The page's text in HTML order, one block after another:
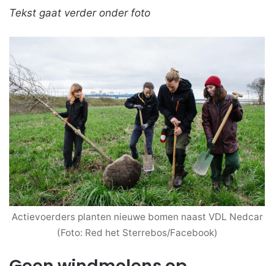
Tekst gaat verder onder foto
Actievoerders planten nieuwe bomen naast VDL Nedcar
(Foto: Red het Sterrebos/Facebook)